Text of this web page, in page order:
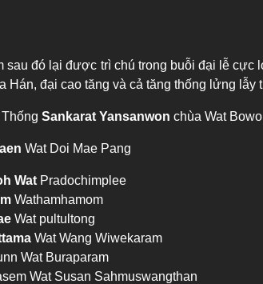
sau đó lại được trì chú trong buỗi đại lễ cực
Hán, đại cao tăng và cả tăng thống lửng lẫy
Sankarat Yansanwon chùa Wat
Wat Doi Mae Pang
Wat Pradochimplee
Wathamhamom
Wat pultultong
Wat Wang Wiwekaram
Wat Buraparam
Wat Susan Sahmuswangthan